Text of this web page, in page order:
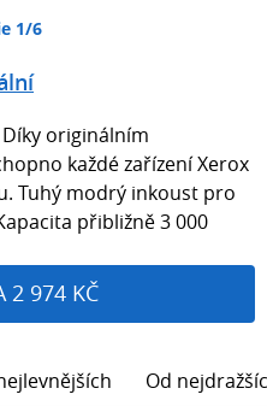
1/6
originálním
každé zařízení Xerox
Tuhý modrý inkoust pro
přibližně 3 000
2 974 KČ
Od